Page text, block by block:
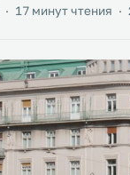
· 17 минут чтения ·